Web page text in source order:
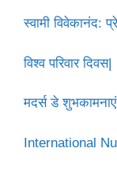
स्वामी विवेकानंद:
विश्व परिवार दिवस|
मदर्स डे शुभकामनाएं
International